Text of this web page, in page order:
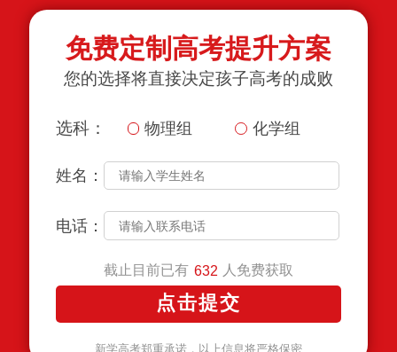
免费定制高考提升方案
您的选择将直接决定孩子高考的成败
选科： 物理组 化学组
姓名：
电话：
截止目前已有 632 人免费获取
新学高考郑重承诺，以上信息将严格保密